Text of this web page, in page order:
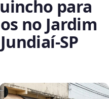
para
no Jardim